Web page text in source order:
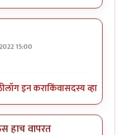
15:00
लॉग इन कराकिंवासदस्य व्हा
हाच वापरत